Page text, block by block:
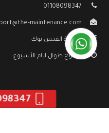
01108098347
maintenance.com
صفحة الفيس بوك
مفتوح طوال ايام الأسبوع